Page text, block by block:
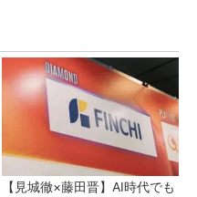
【見城徹×藤田晋】AI時代でも